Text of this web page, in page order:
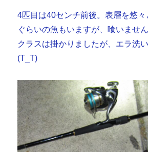
4匹目は40センチ前後。表層を悠
ぐらいの魚もいますが、喰いませ
クラスは掛かりましたが、エラ洗
(T_T)